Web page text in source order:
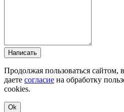
Написать
Продолжая пользоваться сайтом,
даете согласие на обработку
cookies.
Ok